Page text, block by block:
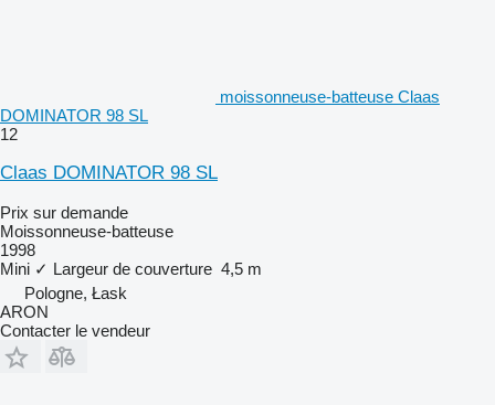
moissonneuse-batteuse Claas
DOMINATOR 98 SL
12
Claas DOMINATOR 98 SL
Prix sur demande
Moissonneuse-batteuse
1998
Mini ✓ Largeur de couverture 4,5 m
Pologne, Łask
ARON
Contacter le vendeur